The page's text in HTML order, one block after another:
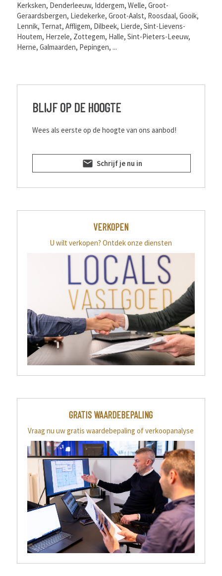
Kerksken, Denderleeuw, Iddergem, Welle, Groot-
Geraardsbergen, Liedekerke, Groot-Aalst, Roosdaal, Gooik,
Lennik, Ternat, Affligem, Dilbeek, Lierde, Sint-Lievens-
Houtem, Herzele, Zottegem, Halle, Sint-Pieters-Leeuw,
Herne, Galmaarden, Pepingen, ...
BLIJF OP DE HOOGTE
Wees als eerste op de hoogte van ons aanbod!
Schrijf je nu in
VERKOPEN
U wilt verkopen? Ontdek onze diensten
GRATIS WAARDEBEPALING
Vraag nu uw gratis waardebepaling of verkoopanalyse